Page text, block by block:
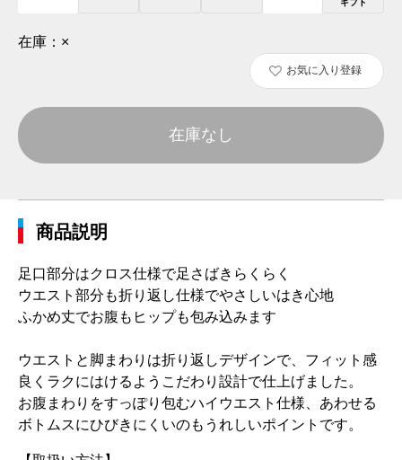
ギフト
在庫： ×
お気に入り登録
在庫なし
商品説明
足口部分はクロス仕様で足さばきらくらく
ウエスト部分も折り返し仕様でやさしいはき心地
ふかめ丈でお腹もヒップも包み込みます
ウエストと脚まわりは折り返しデザインで、フィット感
良くラクにはけるようこだわり設計で仕上げました。
お腹まわりをすっぽり包むハイウエスト仕様、あわせる
ボトムスにひびきにくいのもうれしいポイントです。